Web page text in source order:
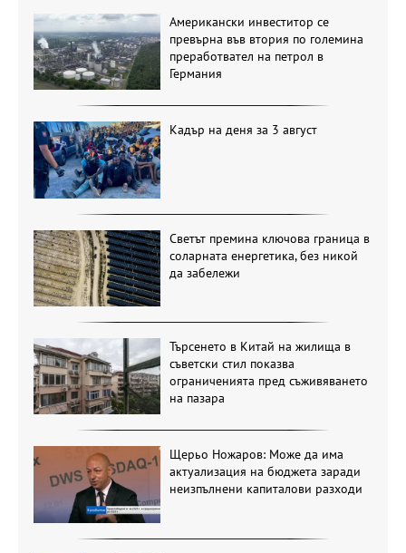
Американски инвеститор се
превърна във втория по големина
преработвател на петрол в
Германия
Кадър на деня за 3 август
Светът премина ключова граница в
соларната енергетика, без никой
да забележи
Търсенето в Китай на жилища в
съветски стил показва
ограниченията пред съживяването
на пазара
Щерьо Ножаров: Може да има
актуализация на бюджета заради
неизпълнени капиталови разходи